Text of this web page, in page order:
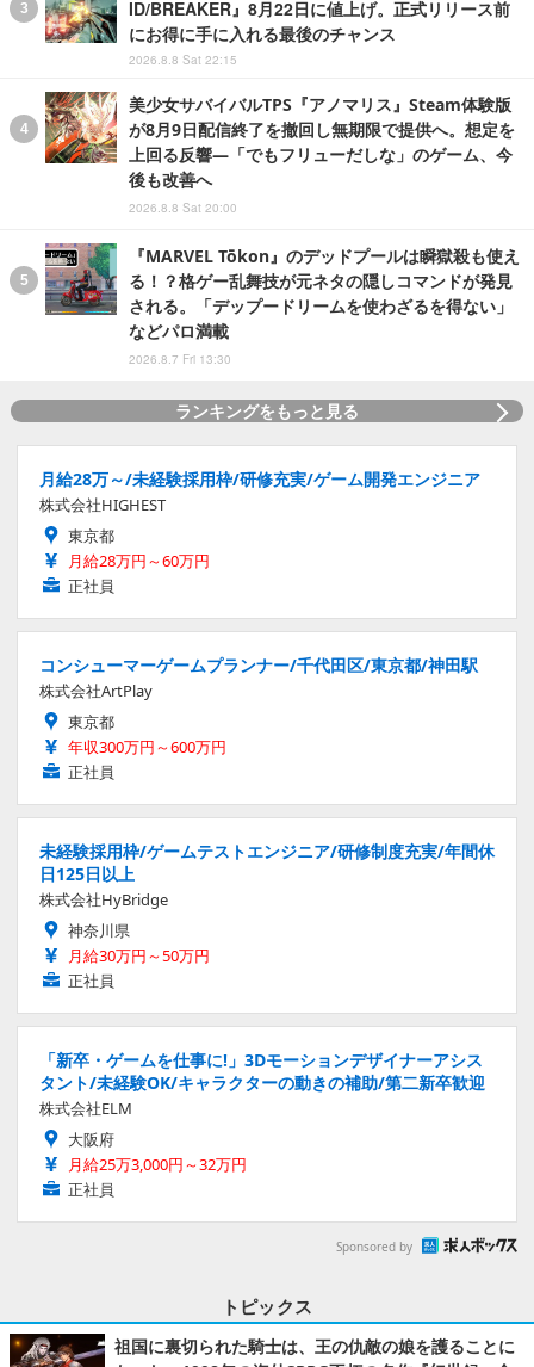
ID/BREAKER』8月22日に値上げ。正式リリース前
にお得に手に入れる最後のチャンス
2026.8.8 Sat 22:15
美少女サバイバルTPS『アノマリス』Steam体験版
が8月9日配信終了を撤回し無期限で提供へ。想定を
上回る反響―「でもフリューだしな」のゲーム、今
後も改善へ
2026.8.8 Sat 20:00
『MARVEL Tōkon』のデッドプールは瞬獄殺も使え
る！？格ゲー乱舞技が元ネタの隠しコマンドが発見
される。「デップードリームを使わざるを得ない」
などパロ満載
2026.8.7 Fri 13:30
ランキングをもっと見る
月給28万～/未経験採用枠/研修充実/ゲーム開発エンジニア
株式会社HIGHEST
東京都
月給28万円～60万円
正社員
コンシューマーゲームプランナー/千代田区/東京都/神田駅
株式会社ArtPlay
東京都
年収300万円～600万円
正社員
未経験採用枠/ゲームテストエンジニア/研修制度充実/年間休
日125日以上
株式会社HyBridge
神奈川県
月給30万円～50万円
正社員
「新卒・ゲームを仕事に!」3Dモーションデザイナーアシス
タント/未経験OK/キャラクターの動きの補助/第二新卒歓迎
株式会社ELM
大阪府
月給25万3,000円～32万円
正社員
Sponsored by
トピックス
祖国に裏切られた騎士は、王の仇敵の娘を護ることに